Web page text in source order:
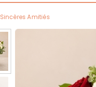
Sincères Amitiés